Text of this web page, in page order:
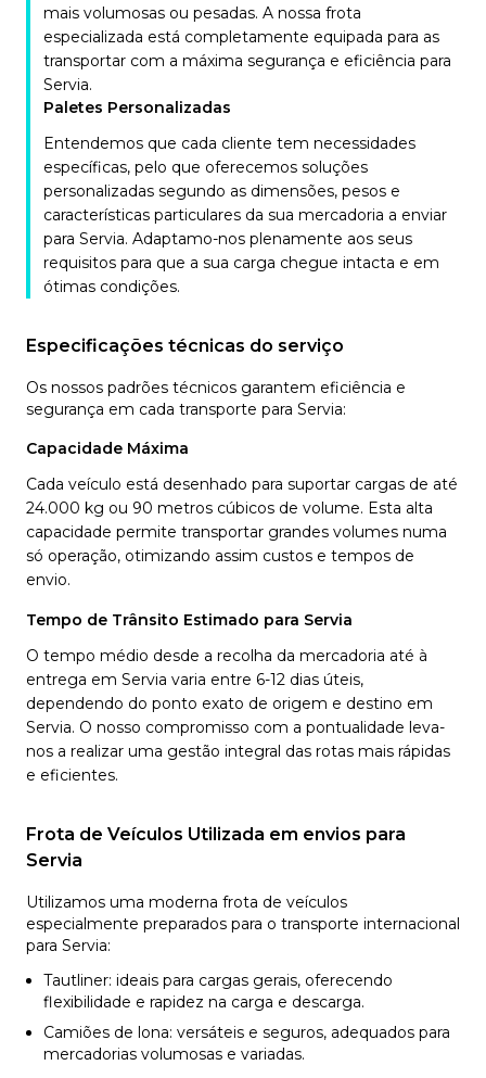
mais volumosas ou pesadas. A nossa frota
especializada está completamente equipada para as
transportar com a máxima segurança e eficiência para
Servia.
Paletes Personalizadas
Entendemos que cada cliente tem necessidades
específicas, pelo que oferecemos soluções
personalizadas segundo as dimensões, pesos e
características particulares da sua mercadoria a enviar
para Servia. Adaptamo-nos plenamente aos seus
requisitos para que a sua carga chegue intacta e em
ótimas condições.
Especificações técnicas do serviço
Os nossos padrões técnicos garantem eficiência e
segurança em cada transporte para Servia:
Capacidade Máxima
Cada veículo está desenhado para suportar cargas de até
24.000 kg ou 90 metros cúbicos de volume. Esta alta
capacidade permite transportar grandes volumes numa
só operação, otimizando assim custos e tempos de
envio.
Tempo de Trânsito Estimado para Servia
O tempo médio desde a recolha da mercadoria até à
entrega em Servia varia entre 6-12 dias úteis,
dependendo do ponto exato de origem e destino em
Servia. O nosso compromisso com a pontualidade leva-
nos a realizar uma gestão integral das rotas mais rápidas
e eficientes.
Frota de Veículos Utilizada em envios para
Servia
Utilizamos uma moderna frota de veículos
especialmente preparados para o transporte internacional
para Servia:
Tautliner: ideais para cargas gerais, oferecendo
flexibilidade e rapidez na carga e descarga.
Camiões de lona: versáteis e seguros, adequados para
mercadorias volumosas e variadas.